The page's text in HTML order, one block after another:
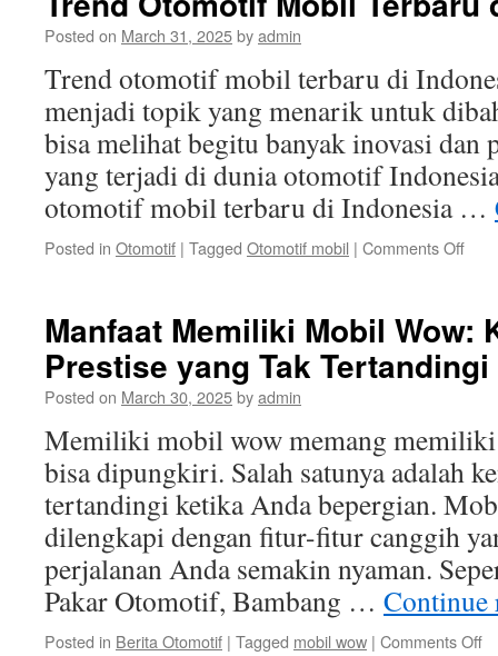
Posted on March 31, 2025byadmin
Trend otomotif mobil terbaru di
menjadi topik yang menarik untuk
bisa melihat begitu banyak inovasi dan
yang terjadi di dunia otomotif
otomotif mobil terbaru di Indonesia …
Posted in Otomotif | Tagged Otomotif mobil | Comments Offon
di
Manfaat Memiliki Mobil Wow:
Prestise yang Tak Tertandingi
Posted on March 30, 2025byadmin
Memiliki mobil wow memang memiliki
bisa dipungkiri. Salah satunya adalah
tertandingi ketika Anda bepergian.
dilengkapi dengan fitur-fitur canggih
perjalanan Anda semakin nyaman.
Pakar Otomotif, Bambang …
Posted in Berita Otomotif | Tagged mobil wow | Comments Offon